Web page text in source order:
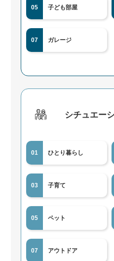
05 子ども部屋
07 ガレージ
シチュエー
01 ひとり暮らし
03 子育て
05 ペット
07 アウトドア